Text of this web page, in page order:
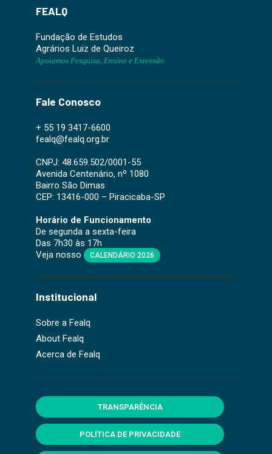
FEALQ
Fundação de Estudos
Agrários Luiz de Queiroz
Apoiamos Pesquisa, Ensino e Extensão
Fale Conosco
+ 55 19 3417-6600
fealq@fealq.org.br
CNPJ: 48.659.502/0001-55
Avenida Centenário, nº 1080
Bairro São Dimas
CEP: 13416-000 – Piracicaba-SP
Horário de Funcionamento
De segunda a sexta-feira
Das 7h30 às 17h
Veja nosso
CALENDÁRIO 2026
Institucional
Sobre a Fealq
About Fealq
Acerca de Fealq
TRANSPARÊNCIA
POLÍTICA DE PRIVACIDADE